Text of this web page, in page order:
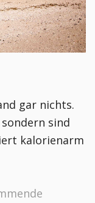
gar nichts.
sind
kalorienarm